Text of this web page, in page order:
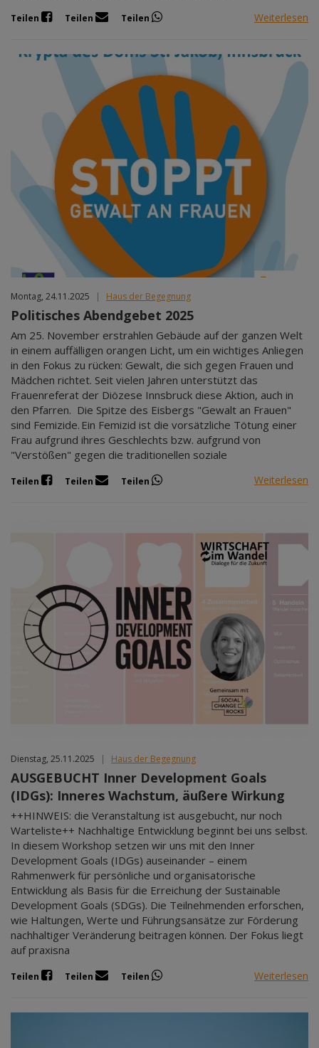
Teilen Teilen Teilen Weiterlesen
Montag, 24.11.2025 | Haus der Begegnung
Politisches Abendgebet 2025
Am 25. November erstrahlen Gebäude auf der ganzen Welt
in einem auffälligen orangen Licht, um ein wichtiges Anliegen
in den Fokus zu rücken: Gewalt, die sich gegen Frauen und
Mädchen richtet. Seit vielen Jahren unterstützt das
Frauenreferat der Diözese Innsbruck diese Aktion, auch in
den Pfarren. Die Spitze des Eisbergs "Gewalt an Frauen"
sind Femizide. Ein Femizid ist die vorsätzliche Tötung einer
Frau aufgrund ihres Geschlechts bzw. aufgrund von
"Verstößen" gegen die traditionellen soziale
Teilen Teilen Teilen Weiterlesen
Dienstag, 25.11.2025 | Haus der Begegnung
AUSGEBUCHT Inner Development Goals
(IDGs): Inneres Wachstum, äußere Wirkung
++HINWEIS: die Veranstaltung ist ausgebucht, nur noch
Warteliste++ Nachhaltige Entwicklung beginnt bei uns selbst.
In diesem Workshop setzen wir uns mit den Inner
Development Goals (IDGs) auseinander – einem
Rahmenwerk für persönliche und organisatorische
Entwicklung als Basis für die Erreichung der Sustainable
Development Goals (SDGs). Die Teilnehmenden erforschen,
wie Haltungen, Werte und Führungsansätze zur Förderung
nachhaltiger Veränderung beitragen können. Der Fokus liegt
auf praxisna
Teilen Teilen Teilen Weiterlesen